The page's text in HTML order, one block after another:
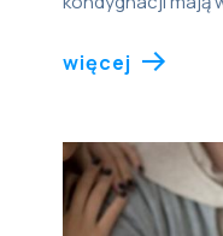
więcej